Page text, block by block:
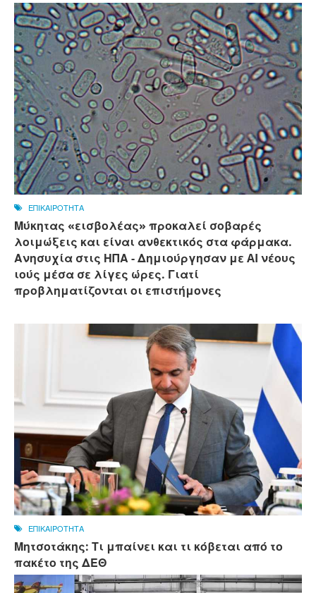
ΕΠΙΚΑΙΡΟΤΗΤΑ
Μύκητας «εισβολέας» προκαλεί σοβαρές
λοιμώξεις και είναι ανθεκτικός στα φάρμακα.
Ανησυχία στις ΗΠΑ - Δημιούργησαν με AI νέους
ιούς μέσα σε λίγες ώρες. Γιατί
προβληματίζονται οι επιστήμονες
ΕΠΙΚΑΙΡΟΤΗΤΑ
Μητσοτάκης: Τι μπαίνει και τι κόβεται από το
πακέτο της ΔΕΘ